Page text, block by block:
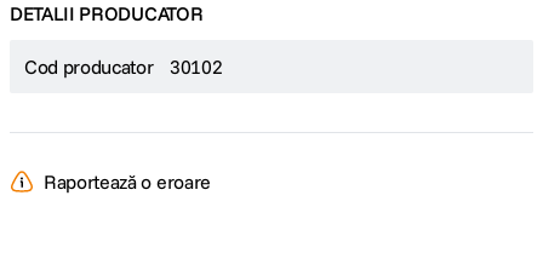
DETALII PRODUCATOR
Cod producator 30102
Raportează o eroare